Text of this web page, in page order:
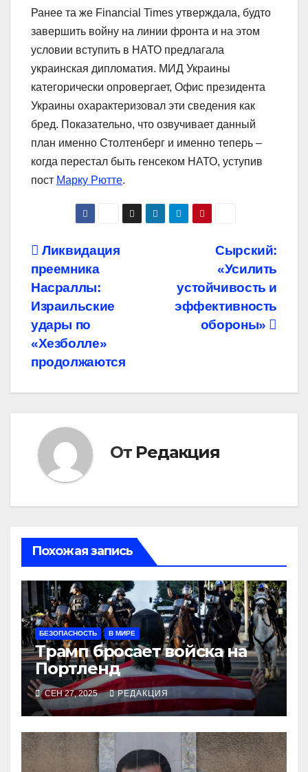
Ранее та же Financial Times утверждала, будто
завершить войну на линии фронта и на этом
условии вступить в НАТО предлагала
украинская дипломатия. МИД Украины
категорически опровергает, Офис президента
Украины охарактеризовал эти сведения как
бред. Показательно, что озвучивает данный
план именно Столтенберг и именно теперь –
когда перестал быть генсеком НАТО, уступив
пост Марку Рютте.
Навигация
по
записям
Сырский:
«Усилить
устойчивость и
эффективность
обороны»
Ликвидация
преемника
Насраллы:
Израильские
удары по
«Хезболле»
продолжаются
От Редакция
Похожая запись
БЕЗОПАСНОСТЬ В МИРЕ
Трамп бросает войска на
Портленд
СЕН 27, 2025 РЕДАКЦИЯ